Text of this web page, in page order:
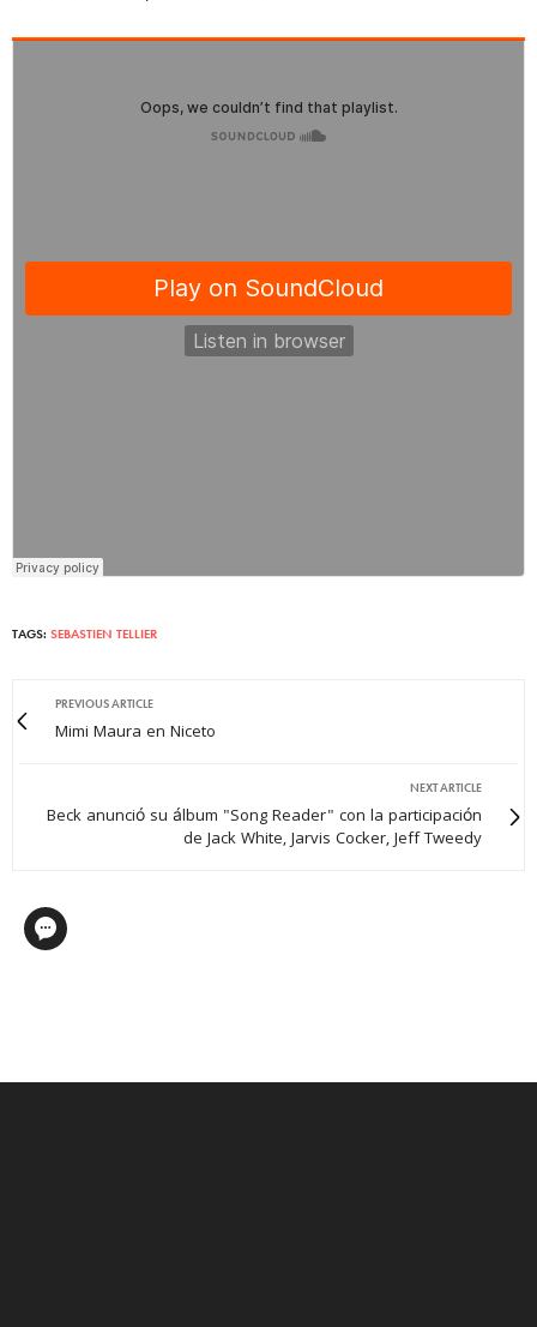
TAGS: SEBASTIEN TELLIER
PREVIOUS ARTICLE
Mimi Maura en Niceto
NEXT ARTICLE
Beck anunció su álbum "Song Reader" con la participación
de Jack White, Jarvis Cocker, Jeff Tweedy